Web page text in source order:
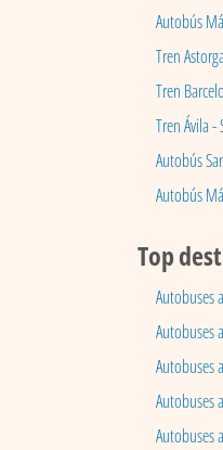
Autobús
Tren
Tren
Tren Ávila
Autobús
Autobús
Top
Autobuses
Autobuses
Autobuses
Autobuses
Autobuses